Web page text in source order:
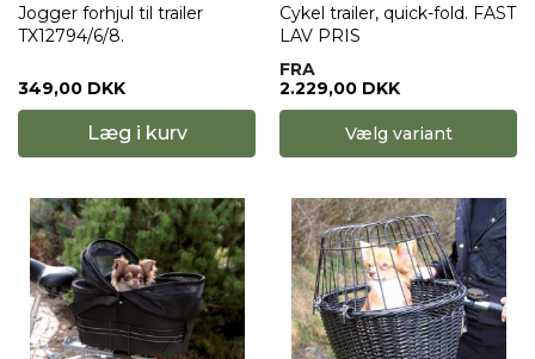
Jogger forhjul til trailer
TX12794/6/8.
349,00 DKK
Læg i kurv
Cykel trailer, quick-fold. FAST
LAV PRIS
FRA
2.229,00 DKK
Vælg variant